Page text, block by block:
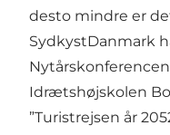
desto mindre er
SydkystDanmark
Idrætshøjskolen
”Turistrejsen år